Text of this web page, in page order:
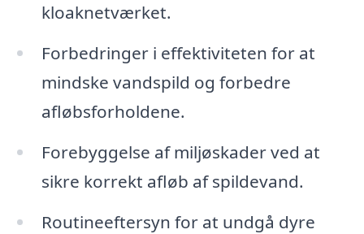
kloaknetværket.
Forbedringer i effektiviteten for at
mindske vandspild og forbedre
afløbsforholdene.
Forebyggelse af miljøskader ved at
sikre korrekt afløb af spildevand.
Routineeftersyn for at undgå dyre